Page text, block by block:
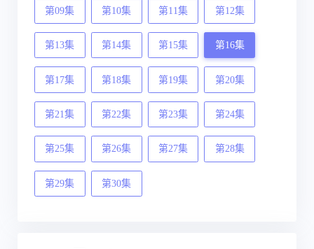
第09集 第10集 第11集 第12集
第13集 第14集 第15集 第16集
第17集 第18集 第19集 第20集
第21集 第22集 第23集 第24集
第25集 第26集 第27集 第28集
第29集 第30集